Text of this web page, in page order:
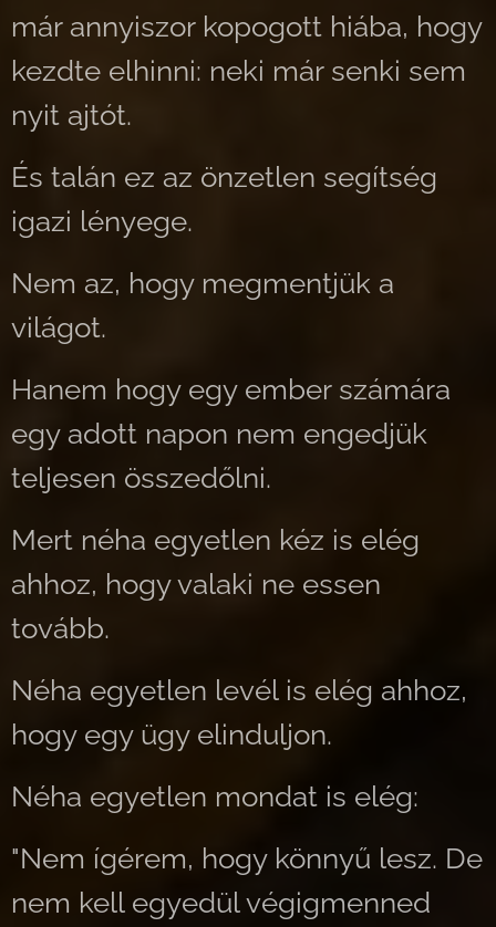
már annyiszor kopogott hiába, hogy
kezdte elhinni: neki már senki sem
nyit ajtót.
És talán ez az önzetlen segítség
igazi lényege.
Nem az, hogy megmentjük a
világot.
Hanem hogy egy ember számára
egy adott napon nem engedjük
teljesen összedőlni.
Mert néha egyetlen kéz is elég
ahhoz, hogy valaki ne essen
tovább.
Néha egyetlen levél is elég ahhoz,
hogy egy ügy elinduljon.
Néha egyetlen mondat is elég:
"Nem ígérem, hogy könnyű lesz. De
nem kell egyedül végigmenned